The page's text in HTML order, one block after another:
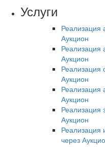
Услуги
Реализация
Аукцион
Реализация
Аукцион
Реализация
Аукцион
Реализация
Аукцион
Реализация
Аукцион
Реализация
через